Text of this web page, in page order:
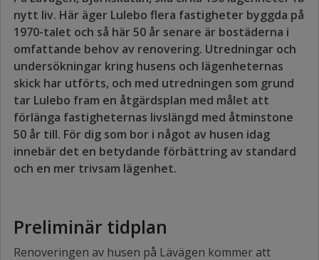
nytt liv. Här äger Lulebo flera fastigheter byggda på
1970-talet och så här 50 år senare är bostäderna i
omfattande behov av renovering. Utredningar och
undersökningar kring husens och lägenheternas
skick har utförts, och med utredningen som grund
tar Lulebo fram en åtgärdsplan med målet att
förlänga fastigheternas livslängd med åtminstone
50 år till. För dig som bor i något av husen idag
innebär det en betydande förbättring av standard
och en mer trivsam lägenhet.
Preliminär tidplan
Renoveringen av husen på Lävägen kommer att